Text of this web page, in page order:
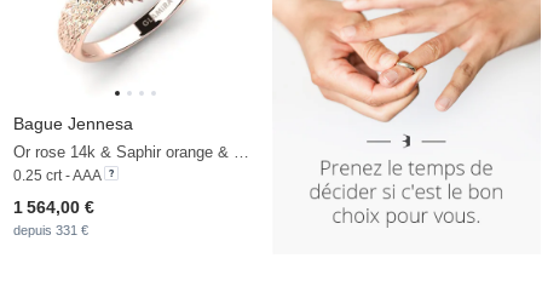
Bague Jennesa
0.25 crt - AAA
1 564,00 €
depuis 331 €